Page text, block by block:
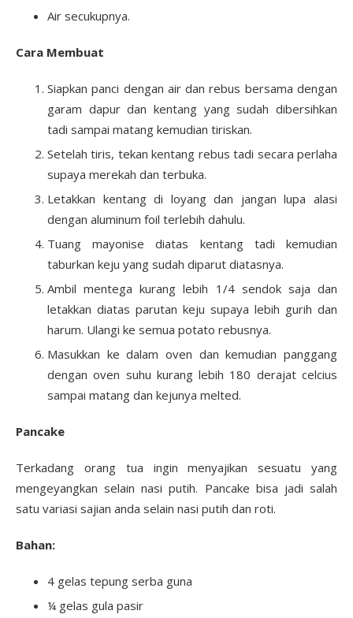
Air secukupnya.
Cara Membuat
Siapkan panci dengan air dan rebus bersama dengan
garam dapur dan kentang yang sudah dibersihkan
tadi sampai matang kemudian tiriskan.
Setelah tiris, tekan kentang rebus tadi secara perlaha
supaya merekah dan terbuka.
Letakkan kentang di loyang dan jangan lupa alasi
dengan aluminum foil terlebih dahulu.
Tuang mayonise diatas kentang tadi kemudian
taburkan keju yang sudah diparut diatasnya.
Ambil mentega kurang lebih 1/4 sendok saja dan
letakkan diatas parutan keju supaya lebih gurih dan
harum. Ulangi ke semua potato rebusnya.
Masukkan ke dalam oven dan kemudian panggang
dengan oven suhu kurang lebih 180 derajat celcius
sampai matang dan kejunya melted.
Pancake
Terkadang orang tua ingin menyajikan sesuatu yang
mengeyangkan selain nasi putih. Pancake bisa jadi salah
satu variasi sajian anda selain nasi putih dan roti.
Bahan:
4 gelas tepung serba guna
¼ gelas gula pasir